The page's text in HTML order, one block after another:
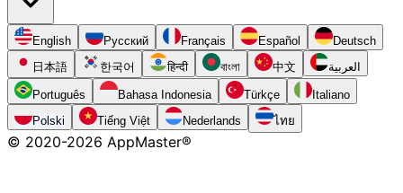
English Русский Français Español
Deutsch
日本語
한국어 हिन्दी বাংলা 中文 العربية
Português Bahasa Indonesia Türkçe
Italiano
Polski
Tiếng Việt Nederlands ไทย
© 2020-2026 AppMaster®